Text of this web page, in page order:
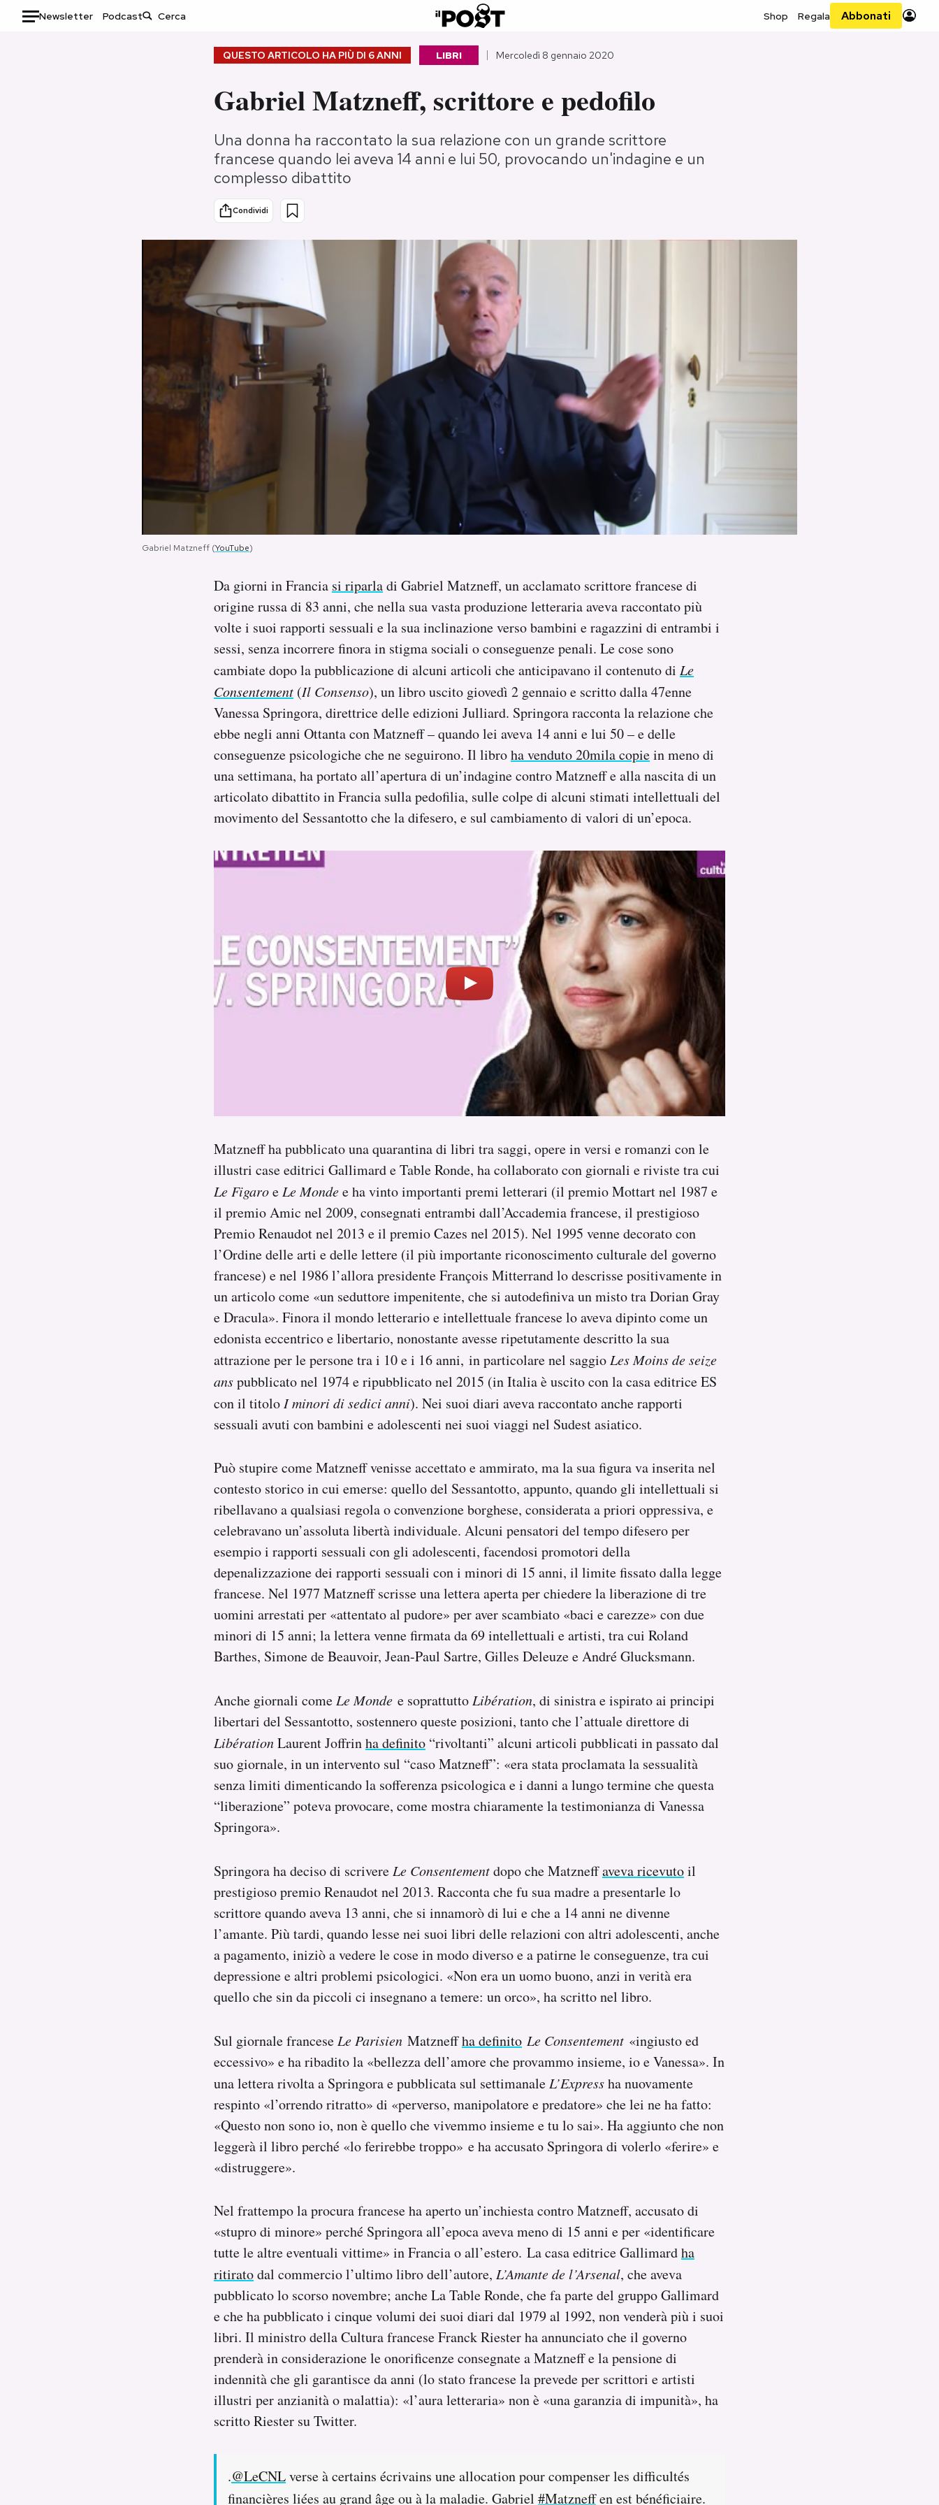
Newsletter Podcast Shop Regala Abbonati
Consumismi
Storie/Idee
Ok Boomer!
Europa
Altrecose
Mondiali calcio 2026
QUESTO ARTICOLO HA PIÙ DI 6 ANNI LIBRI Mercoledì 8 gennaio 2020
Gabriel Matzneff, scrittore e pedofilo
Una donna ha raccontato la sua relazione con un grande scrittore
francese quando lei aveva 14 anni e lui 50, provocando un'indagine e un
complesso dibattito
Condividi
Gabriel Matzneff (YouTube)
Da giorni in Francia si riparladi Gabriel Matzneff, un acclamato scrittore francese di
origine russa di 83 anni, che nella sua vasta produzione letteraria aveva raccontato più
volte i suoi rapporti sessuali e la sua inclinazione verso bambini e ragazzini di entrambi i
sessi, senza incorrere finora in stigma sociali o conseguenze penali. Le cose sono
cambiate dopo la pubblicazione di alcuni articoli che anticipavano il contenuto di Le
Consentement (Il Consenso), un libro uscito giovedì 2 gennaio e scritto dalla 47enne
Vanessa Springora, direttrice delle edizioni Julliard. Springora racconta la relazione che
ebbe negli anni Ottanta con Matzneff – quando lei aveva 14 anni e lui 50 – e delle
conseguenze psicologiche che ne seguirono. Il libroha venduto 20mila copiein meno di
una settimana, ha portato all’apertura di un’indagine contro Matzneff e alla nascita di un
articolato dibattito in Francia sulla pedofilia, sulle colpe di alcuni stimati intellettuali del
movimento del Sessantotto che la difesero, e sul cambiamento di valori di un’epoca.
Matzneff ha pubblicato una quarantina di libri tra saggi, opere in versi e romanzi con le
illustri case editrici Gallimard e Table Ronde, ha collaborato con giornali e riviste tra cui
Le Figaroe Le Mondee ha vinto importanti premi letterari (il premio Mottart nel 1987 e
il premio Amic nel 2009, consegnati entrambi dall’Accademia francese, il prestigioso
Premio Renaudot nel 2013 e il premio Cazes nel 2015). Nel 1995 venne decorato con
l’Ordine delle arti e delle lettere (il più importante riconoscimento culturale del governo
francese) e nel 1986 l’allora presidente François Mitterrand lo descrisse positivamente in
un articolo come «un seduttore impenitente, che si autodefiniva un misto tra Dorian Gray
e Dracula». Finora il mondo letterario e intellettuale francese lo aveva dipinto come un
edonista eccentrico e libertario, nonostante avesse ripetutamente descritto la sua
attrazione per le persone tra i 10 e i 16 anni, in particolare nel saggio Les Moins de seize
anspubblicato nel 1974 e ripubblicato nel 2015 (in Italia è uscito con la casa editrice ES
con il titolo I minori di sedici anni). Nei suoi diari aveva raccontato anche rapporti
sessuali avuti con bambini e adolescenti nei suoi viaggi nel Sudest asiatico.
Può stupire come Matzneff venisse accettato e ammirato, ma la sua figura va inserita nel
contesto storico in cui emerse: quello del Sessantotto, appunto, quando gli intellettuali si
ribellavano a qualsiasi regola o convenzione borghese, considerata a priori oppressiva, e
celebravano un’assoluta libertà individuale. Alcuni pensatori del tempo difesero per
esempio i rapporti sessuali con gli adolescenti, facendosi promotori della
depenalizzazione dei rapporti sessuali con i minori di 15 anni, il limite fissato dalla legge
francese. Nel 1977 Matzneff scrisse una lettera aperta per chiedere la liberazione di tre
uomini arrestati per «attentato al pudore» per aver scambiato «baci e carezze» con due
minori di 15 anni; la lettera venne firmata da 69 intellettuali e artisti, tra cui Roland
Barthes, Simone de Beauvoir, Jean-Paul Sartre, Gilles Deleuze e André Glucksmann.
Anche giornali come Le Monde e soprattutto Libération, di sinistra e ispirato ai principi
libertari del Sessantotto, sostennero queste posizioni, tanto che l’attuale direttore di
LibérationLaurent Joffrinha definito “rivoltanti” alcuni articoli pubblicati in passato dal
suo giornale, in un intervento sul “caso Matzneff”: «era stata proclamata la sessualità
senza limiti dimenticando la sofferenza psicologica e i danni a lungo termine che questa
“liberazione” poteva provocare, come mostra chiaramente la testimonianza di Vanessa
Springora».
Springora ha deciso di scrivere Le Consentementdopo che Matzneffaveva ricevutoil
prestigioso premio Renaudot nel 2013. Racconta che fu sua madre a presentarle lo
scrittore quando aveva 13 anni, che si innamorò di lui e che a 14 anni ne divenne
l’amante. Più tardi, quando lesse nei suoi libri delle relazioni con altri adolescenti, anche
a pagamento, iniziò a vedere le cose in modo diverso e a patirne le conseguenze, tra cui
depressione e altri problemi psicologici. «Non era un uomo buono, anzi in verità era
quello che sin da piccoli ci insegnano a temere: un orco», ha scritto nel libro.
Sul giornale francese Le Parisien Matzneffha definito Le Consentement «ingiusto ed
eccessivo» e ha ribadito la «bellezza dell’amore che provammo insieme, io e Vanessa». In
una lettera rivolta a Springora e pubblicata sul settimanale L’Expressha nuovamente
respinto «l’orrendo ritratto» di «perverso, manipolatore e predatore» che lei ne ha fatto:
«Questo non sono io, non è quello che vivemmo insieme e tu lo sai». Ha aggiunto che non
leggerà il libro perché «lo ferirebbe troppo» e ha accusato Springora di volerlo «ferire» e
«distruggere».
Nel frattempo la procura francese ha aperto un’inchiesta contro Matzneff, accusato di
«stupro di minore» perché Springora all’epoca aveva meno di 15 anni e per «identificare
tutte le altre eventuali vittime» in Francia o all’estero. La casa editrice Gallimardha
ritiratodal commercio l’ultimo libro dell’autore, L’Amante de l’Arsenal, che aveva
pubblicato lo scorso novembre; anche La Table Ronde, che fa parte del gruppo Gallimard
e che ha pubblicato i cinque volumi dei suoi diari dal 1979 al 1992, non venderà più i suoi
libri. Il ministro della Cultura francese Franck Riester ha annunciato che il governo
prenderà in considerazione le onorificenze consegnate a Matzneff e la pensione di
indennità che gli garantisce da anni (lo stato francese la prevede per scrittori e artisti
illustri per anzianità o malattia): «l’aura letteraria» non è «una garanzia di impunità», ha
scritto Riester su Twitter.
.@LeCNLverse à certains écrivains une allocation pour compenser les difficultés
financières liées au grand âge ou à la maladie. Gabriel #Matzneffen est bénéficiaire.